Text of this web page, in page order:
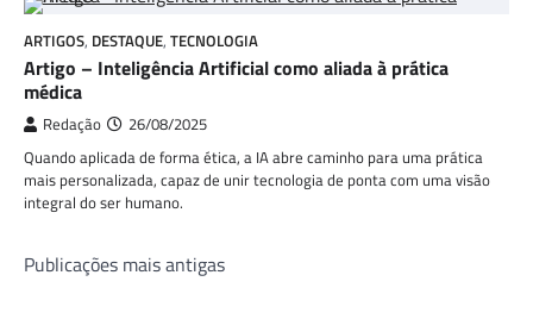
ARTIGOS, DESTAQUE, TECNOLOGIA
Artigo – Inteligência Artificial como aliada à prática
médica
Redação 26/08/2025
Quando aplicada de forma ética, a IA abre caminho para uma prática
mais personalizada, capaz de unir tecnologia de ponta com uma visão
integral do ser humano.
Navegação
Publicações mais antigas